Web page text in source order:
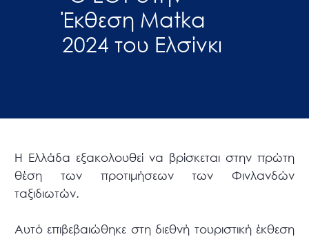
Έκθεση Matka
2024 του Ελσίνκι
Η Ελλάδα εξακολουθεί να βρίσκεται στην πρώτη
θέση των προτιμήσεων των Φινλανδών
ταξιδιωτών.
Αυτό επιβεβαιώθηκε στη διεθνή τουριστική έκθεση